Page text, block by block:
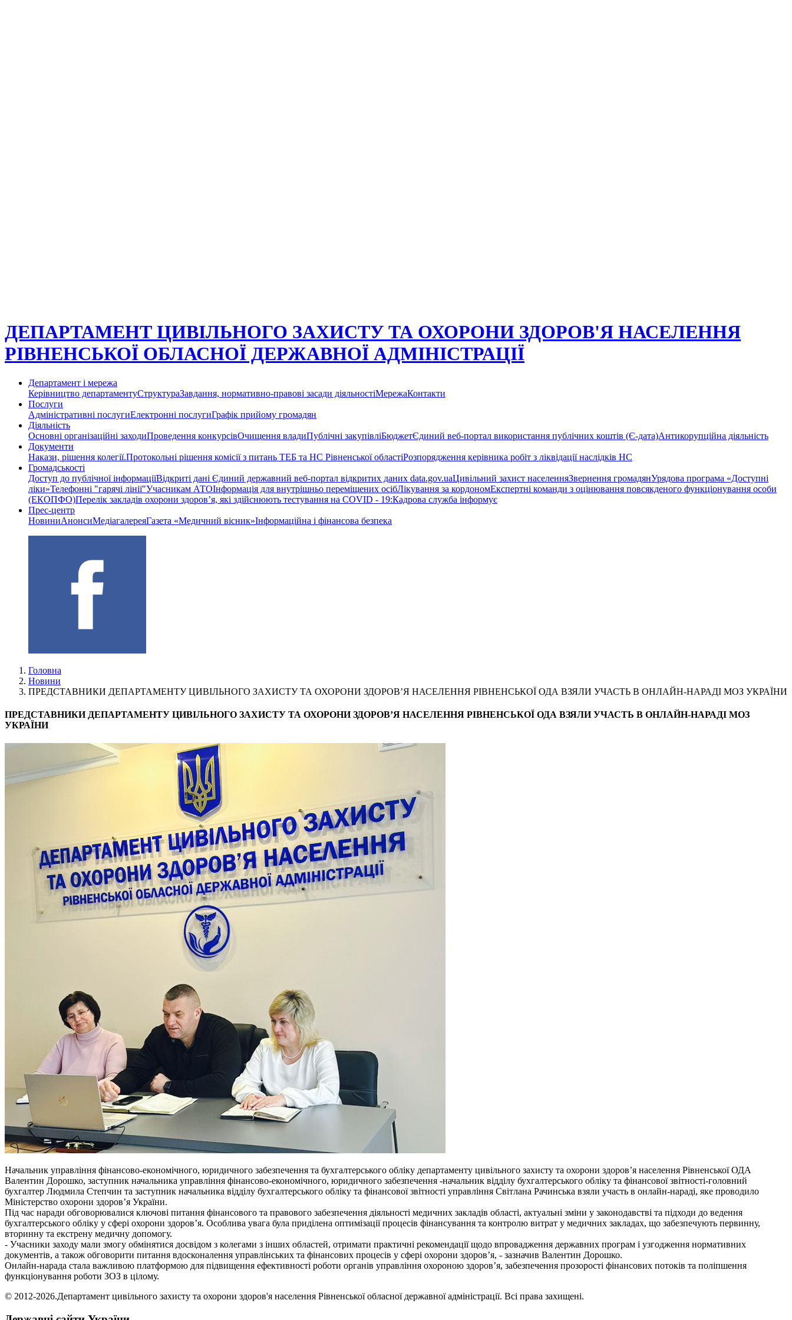
ДЕПАРТАМЕНТ ЦИВІЛЬНОГО ЗАХИСТУ ТА ОХОРОНИ ЗДОРОВ'Я НАСЕЛЕННЯ
РІВНЕНСЬКОЇ ОБЛАСНОЇ ДЕРЖАВНОЇ АДМІНІСТРАЦІЇ
Департамент і мережа
Керівництво департаментуСтруктураЗавдання, нормативно-правові засади діяльностіМережаКонтакти
Послуги
Адміністративні послугиЕлектронні послугиГрафік прийому громадян
Діяльність
Основні організаційні заходиПроведення конкурсівОчищення владиПублічні закупівліБюджетЄдиний веб-портал використання публічних коштів (Є-дата)Антикорупційна діяльність
Документи
Накази, рішення колегії.Протокольні рішення комісії з питань ТЕБ та НС Рівненської областіРозпорядження керівника робіт з ліквідації наслідків НС
Громадськості
Доступ до публічної інформаціїВідкриті дані Єдиний державний веб-портал відкритих даних data.gov.uaЦивільний захист населенняЗвернення громадянУрядова програма «Доступні
ліки»Телефонні "гарячі лінії"Учасникам АТОІнформація для внутрішньо переміщених осібЛікування за кордономЕкспертні команди з оцінювання повсякденого функціонування особи
(ЕКОПФО)Перелік закладів охорони здоров’я, які здійснюють тестування на COVID - 19:Кадрова служба інформує
Прес-центр
НовиниАнонсиМедіагалереяГазета «Медичний вісник»Інформаційна і фінансова безпека
Головна
Новини
ПРЕДСТАВНИКИ ДЕПАРТАМЕНТУ ЦИВІЛЬНОГО ЗАХИСТУ ТА ОХОРОНИ ЗДОРОВ’Я НАСЕЛЕННЯ РІВНЕНСЬКОЇ ОДА ВЗЯЛИ УЧАСТЬ В ОНЛАЙН-НАРАДІ МОЗ УКРАЇНИ
ПРЕДСТАВНИКИ ДЕПАРТАМЕНТУ ЦИВІЛЬНОГО ЗАХИСТУ ТА ОХОРОНИ ЗДОРОВ’Я НАСЕЛЕННЯ РІВНЕНСЬКОЇ ОДА ВЗЯЛИ УЧАСТЬ В ОНЛАЙН-НАРАДІ МОЗ
УКРАЇНИ
Начальник управління фінансово-економічного, юридичного забезпечення та бухгалтерського обліку департаменту цивільного захисту та охорони здоров’я населення Рівненської ОДА
Валентин Дорошко, заступник начальника управління фінансово-економічного, юридичного забезпечення -начальник відділу бухгалтерського обліку та фінансової звітності-головний
бухгалтер Людмила Степчин та заступник начальника відділу бухгалтерського обліку та фінансової звітності управління Світлана Рачинська взяли участь в онлайн-нараді, яке проводило
Міністерство охорони здоров’я України.
Під час наради обговорювалися ключові питання фінансового та правового забезпечення діяльності медичних закладів області, актуальні зміни у законодавстві та підходи до ведення
бухгалтерського обліку у сфері охорони здоров’я. Особлива увага була приділена оптимізації процесів фінансування та контролю витрат у медичних закладах, що забезпечують первинну,
вторинну та екстрену медичну допомогу.
- Учасники заходу мали змогу обмінятися досвідом з колегами з інших областей, отримати практичні рекомендації щодо впровадження державних програм і узгодження нормативних
документів, а також обговорити питання вдосконалення управлінських та фінансових процесів у сфері охорони здоров’я, - зазначив Валентин Дорошко.
Онлайн-нарада стала важливою платформою для підвищення ефективності роботи органів управління охороною здоров’я, забезпечення прозорості фінансових потоків та поліпшення
функціонування роботи ЗОЗ в цілому.
© 2012-2026.Департамент цивільного захисту та охорони здоров'я населення Рівненської обласної державної адміністрації. Всі права захищені.